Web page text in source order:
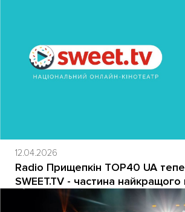
12.04.2026
Radio Прищепкін TOP40 UA
SWEET.TV - частина найкращого